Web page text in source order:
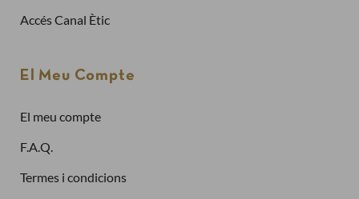
Accés Canal Ètic
El Meu Compte
El meu compte
F.A.Q.
Termes i condicions
Ja tinc compte